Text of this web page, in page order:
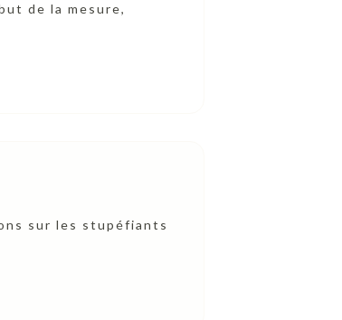
de la mesure,
sur les stupéfiants